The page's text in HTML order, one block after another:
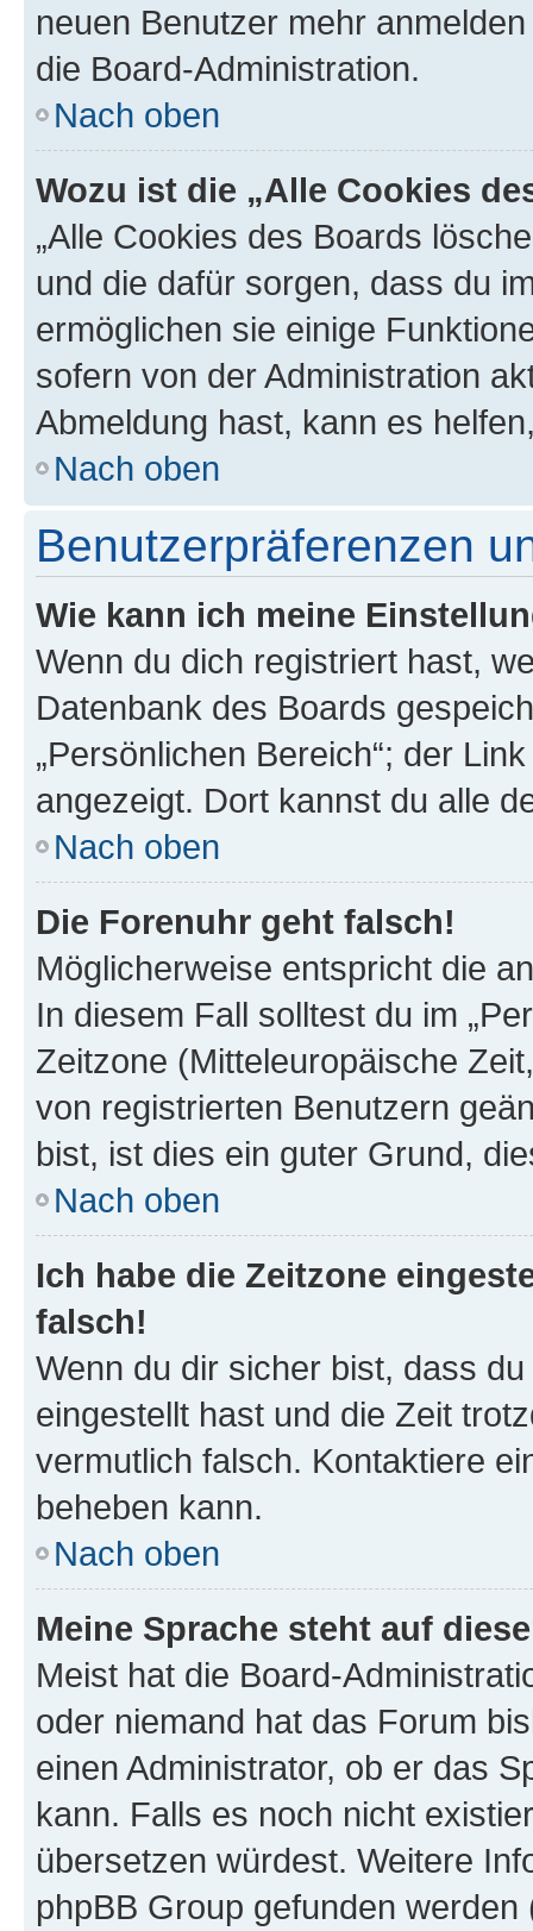
neuen Benutzer mehr
die Board-Administration.
Nach oben
Wozu ist die „Alle Cookies
„Alle Cookies des Boards
und die dafür sorgen, dass du
ermöglichen sie einige
sofern von der Administration
Abmeldung hast, kann es
Nach oben
Benutzerpräferenzen
Wie kann ich meine
Wenn du dich registriert hast,
Datenbank des Boards
„Persönlichen Bereich“; der
angezeigt. Dort kannst du alle
Nach oben
Die Forenuhr geht falsch!
Möglicherweise entspricht die
In diesem Fall solltest du im
Zeitzone (Mitteleuropäische
von registrierten Benutzern
bist, ist dies ein guter Grund,
Nach oben
Ich habe die Zeitzone
falsch!
Wenn du dir sicher bist, dass
eingestellt hast und die Zeit
vermutlich falsch. Kontaktiere
beheben kann.
Nach oben
Meine Sprache steht auf
Meist hat die Board-
oder niemand hat das Forum
einen Administrator, ob er das
kann. Falls es noch nicht
übersetzen würdest. Weitere
phpBB Group gefunden